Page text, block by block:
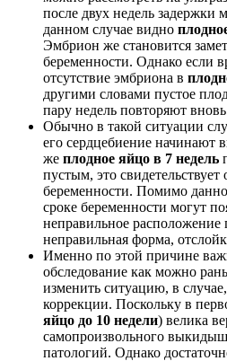
после двух недель
данном случае видно
Эмбрион же становится
беременности. Однако если
отсутствие эмбриона в
другими словами пустое
пару недель повторяют
Обычно в такой ситуации
его сердцебиение начинают
же плодное яйцо в 7 недель
пустым, это
беременности. Помимо
сроке беременности могут
неправильное расположение
неправильная форма,
Именно по этой причине
обследование как можно
изменить ситуацию, в
коррекции. Поскольку в
яйцо до 10 недели) велика
самопроизвольного
патологий. Однако